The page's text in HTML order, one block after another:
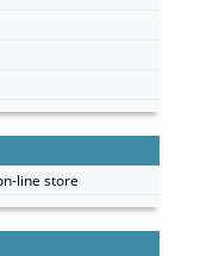
line store